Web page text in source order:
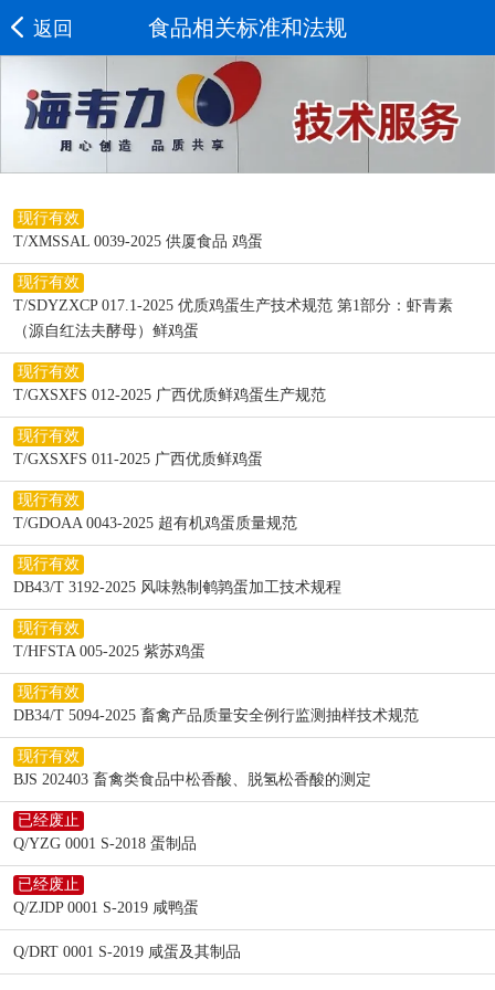
返回 食品相关标准和法规
现行有效
T/XMSSAL 0039-2025 供厦食品 鸡蛋
现行有效
T/SDYZXCP 017.1-2025 优质鸡蛋生产技术规范 第1部分：虾青素
（源自红法夫酵母）鲜鸡蛋
现行有效
T/GXSXFS 012-2025 广西优质鲜鸡蛋生产规范
现行有效
T/GXSXFS 011-2025 广西优质鲜鸡蛋
现行有效
T/GDOAA 0043-2025 超有机鸡蛋质量规范
现行有效
DB43/T 3192-2025 风味熟制鹌鹑蛋加工技术规程
现行有效
T/HFSTA 005-2025 紫苏鸡蛋
现行有效
DB34/T 5094-2025 畜禽产品质量安全例行监测抽样技术规范
现行有效
BJS 202403 畜禽类食品中松香酸、脱氢松香酸的测定
已经废止
Q/YZG 0001 S-2018 蛋制品
已经废止
Q/ZJDP 0001 S-2019 咸鸭蛋
Q/DRT 0001 S-2019 咸蛋及其制品